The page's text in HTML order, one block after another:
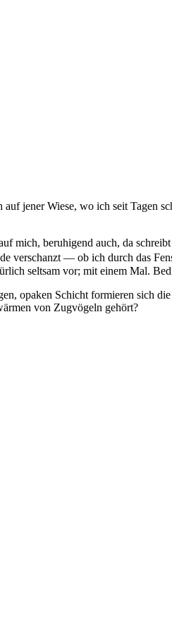
jener Wiese, wo ich seit Tagen
mich, beruhigend auch, da
verschanzt — ob ich durch das
seltsam vor; mit einem Mal.
opaken Schicht formieren sich
von Zugvögeln gehört?